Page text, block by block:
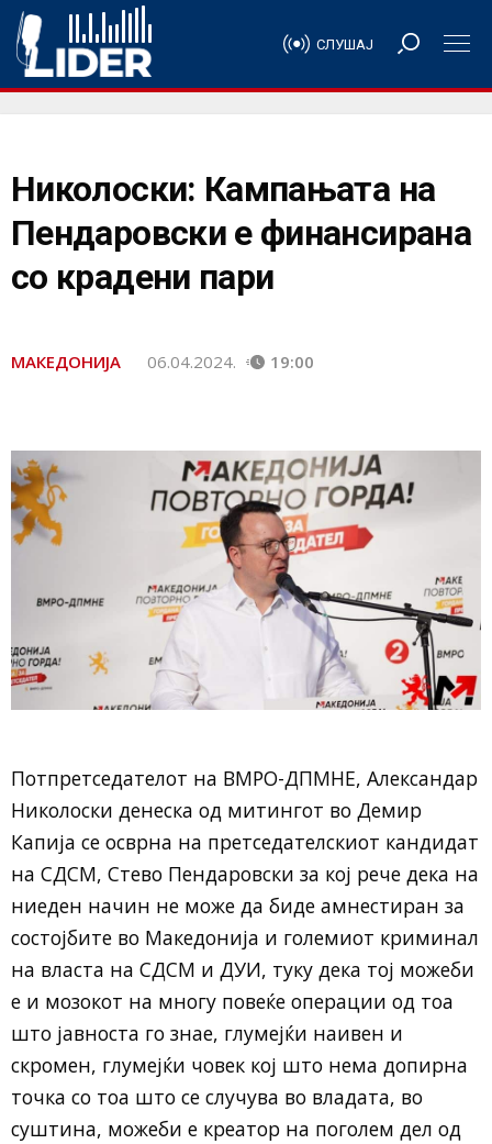
СЛУШАЈ
Николоски: Кампањата на
Пендаровски е финансирана
со крадени пари
МАКЕДОНИЈА 06.04.2024. 19:00
Потпретседателот на ВМРО-ДПМНЕ, Александар
Николоски денеска од митингот во Демир
Капија се осврна на претседателскиот кандидат
на СДСМ, Стево Пендаровски за кој рече дека на
ниеден начин не може да биде амнестиран за
состојбите во Македонија и големиот криминал
на власта на СДСМ и ДУИ, туку дека тој можеби
е и мозокот на многу повеќе операции од тоа
што јавноста го знае, глумејќи наивен и
скромен, глумејќи човек кој што нема допирна
точка со тоа што се случува во владата, во
суштина, можеби е креатор на поголем дел од